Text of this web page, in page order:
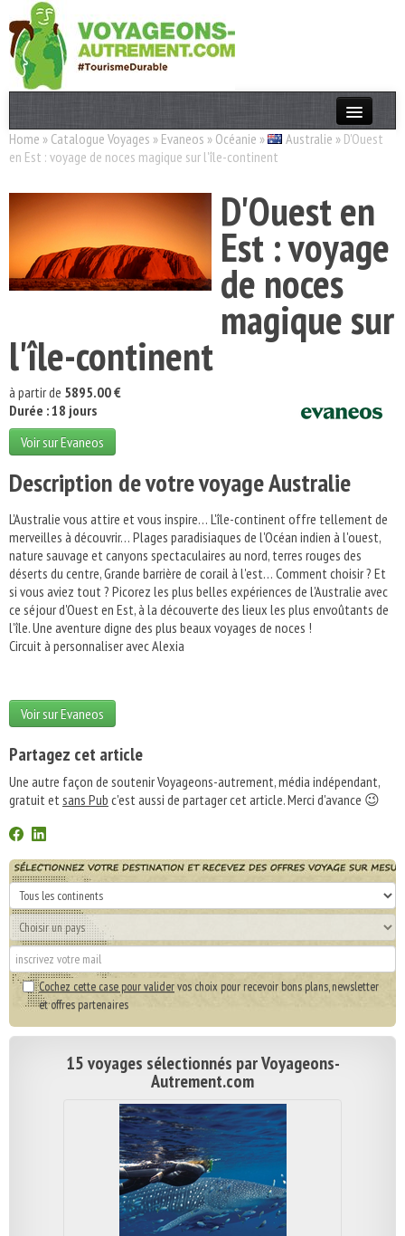
Actualités
Destinations
Acteurs
Thèmes
Home » Catalogue Voyages » Evaneos » Océanie » Australie » D'Ouest
en Est : voyage de noces magique sur l'île-continent
D'Ouest en
Est : voyage
de noces
magique sur
l'île-continent
à partir de 5895.00 €
Durée : 18 jours
Voir sur Evaneos
Description de votre voyage Australie
L'Australie vous attire et vous inspire… L'île-continent offre tellement de
merveilles à découvrir… Plages paradisiaques de l'Océan indien à l'ouest,
nature sauvage et canyons spectaculaires au nord, terres rouges des
déserts du centre, Grande barrière de corail à l'est… Comment choisir ? Et
si vous aviez tout ? Picorez les plus belles expériences de l'Australie avec
ce séjour d'Ouest en Est, à la découverte des lieux les plus envoûtants de
l'île. Une aventure digne des plus beaux voyages de noces !
Circuit à personnaliser avec Alexia
Voir sur Evaneos
Partagez cet article
Une autre façon de soutenir Voyageons-autrement, média indépendant,
gratuit etsans Pub c'est aussi de partager cet article. Merci d'avance 😉
Cochez cette case pour validervos choix pour recevoir bons plans, newsletter
et offres partenaires
15 voyages sélectionnés par Voyageons-
Autrement.com